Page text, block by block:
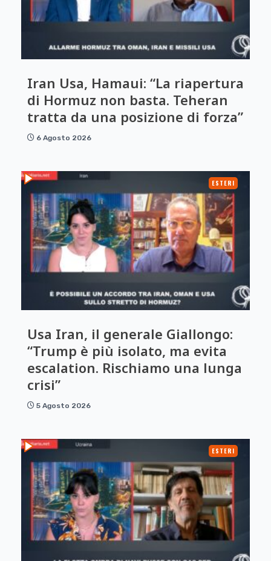
Iran Usa, Hamaui: “La riapertura
di Hormuz non basta. Teheran
tratta da una posizione di forza”
6 Agosto 2026
ESTERI
Usa Iran, il generale Giallongo:
“Trump è più isolato, ma evita
escalation. Rischiamo una lunga
crisi”
5 Agosto 2026
ESTERI